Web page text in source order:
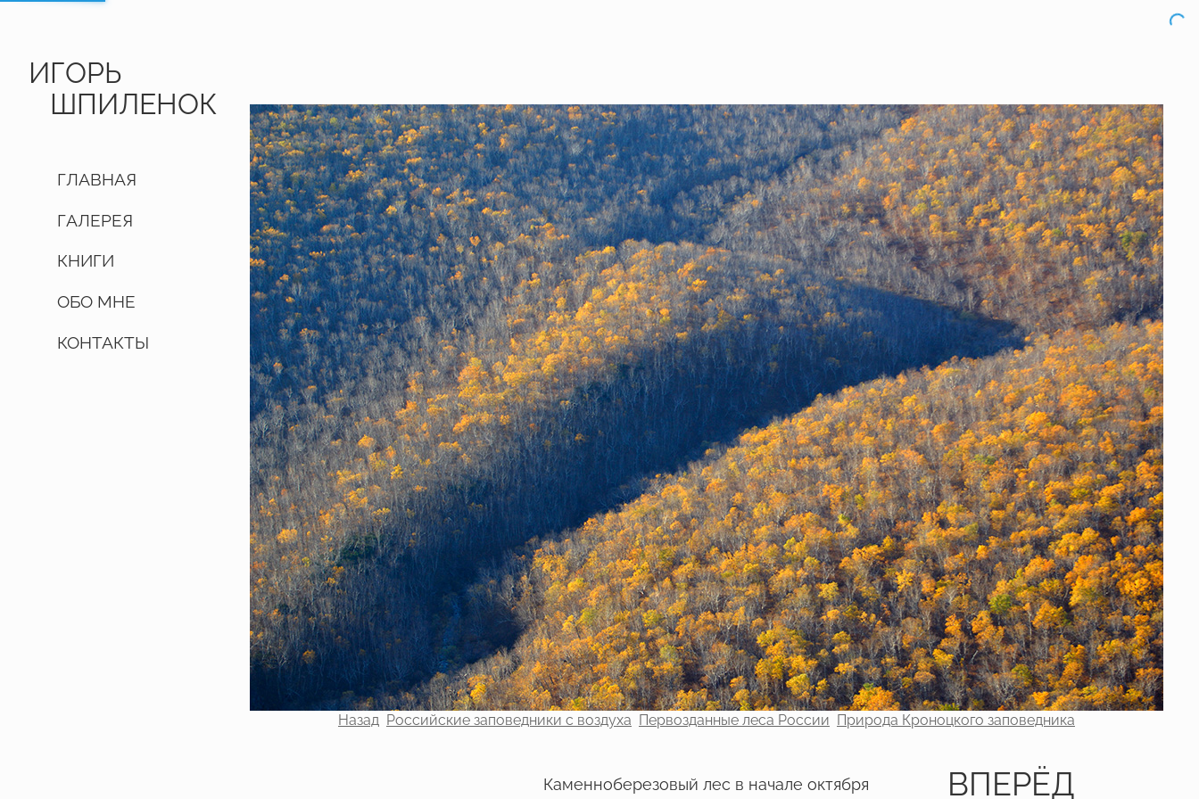
ИГОРЬ
ШПИЛЕНОК
ГЛАВНАЯ
ГАЛЕРЕЯ
КНИГИ
ОБО МНЕ
КОНТАКТЫ
Назад Российские заповедники с воздуха Первозданные леса России Природа Кроноцкого заповедника
Каменноберезовый лес в начале октября ВПЕРЁД